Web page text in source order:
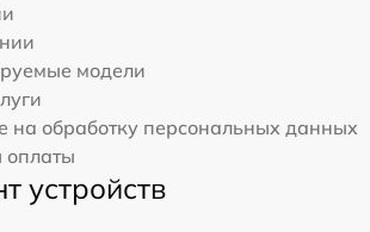
модели
на обработку персональных данных
оплаты
устройств